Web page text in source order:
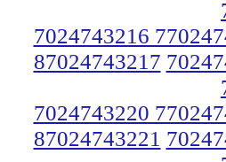
7024743216
87024743217
7024743220
87024743221